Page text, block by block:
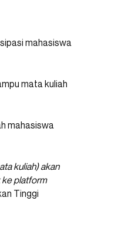
mahasiswa
mata kuliah
mahasiswa
kuliah) akan
ke platform
Tinggi